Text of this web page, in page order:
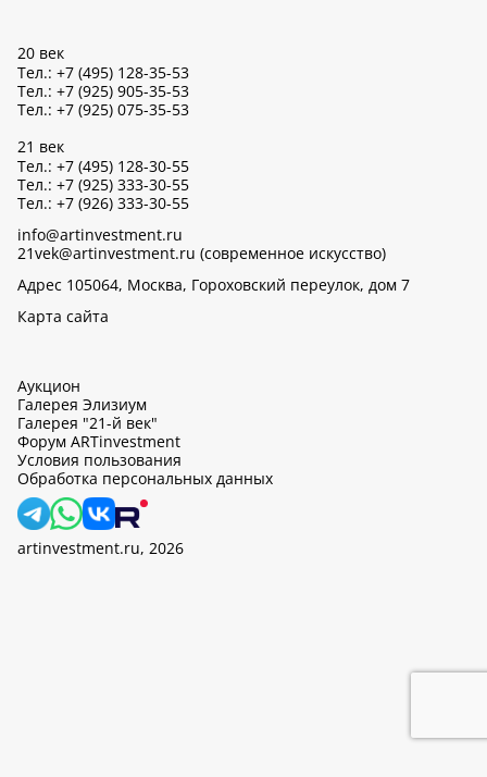
20 век
Тел.: +7 (495) 128-35-53
Тел.: +7 (925) 905-35-53
Тел.: +7 (925) 075-35-53
21 век
Тел.: +7 (495) 128-30-55
Тел.: +7 (925) 333-30-55
Тел.: +7 (926) 333-30-55
info@artinvestment.ru
21vek@artinvestment.ru (современное искусство)
Адрес 105064, Москва, Гороховский переулок, дом 7
Карта сайта
Аукцион
Галерея Элизиум
Галерея "21-й век"
Форум ARTinvestment
Условия пользования
Обработка персональных данных
artinvestment.ru, 2026